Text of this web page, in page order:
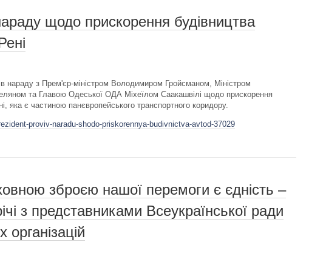
щодо прискорення будівництва
нараду з Прем'єр-міністром Володимиром Гройсманом, Міністром
та Главою Одеської ОДА Міхеїлом Саакашвілі щодо прискорення
яка є частиною панєвропейського транспортного коридору.
proviv-naradu-shodo-priskorennya-budivnictva-avtod-37029
зброєю нашої перемоги є єдність –
з представниками Всеукраїнської ради
організацій